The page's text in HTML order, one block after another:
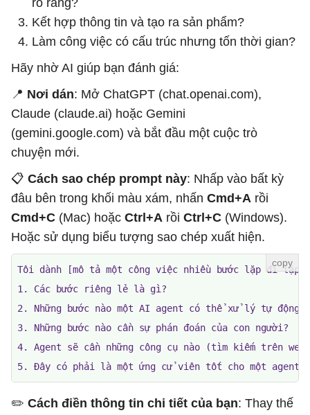
rõ ràng?
Kết hợp thông tin và tạo ra sản phẩm?
Làm công việc có cấu trúc nhưng tốn thời gian?
Hãy nhờ AI giúp bạn đánh giá:
📍 Nơi dán: Mở ChatGPT (chat.openai.com),
Claude (claude.ai) hoặc Gemini
(gemini.google.com) và bắt đầu một cuộc trò
chuyện mới.
📋 Cách sao chép prompt này: Nhấp vào bất kỳ
đâu bên trong khối màu xám, nhấn Cmd+A rồi
Cmd+C (Mac) hoặc Ctrl+A rồi Ctrl+C (Windows).
Hoặc sử dụng biểu tượng sao chép xuất hiện.
Tôi dành [mô tả một công việc nhiều bước lặp đi lặp
1. Các bước riêng lẻ là gì?
2. Những bước nào một AI agent có thể xử lý tự động?
3. Những bước nào cần sự phán đoán của con người?
4. Agent sẽ cần những công cụ nào (tìm kiếm trên
5. Đây có phải là một ứng cử viên tốt cho một agent
✏️ ​​ Cách điền thông tin chi tiết của bạn: Thay thế